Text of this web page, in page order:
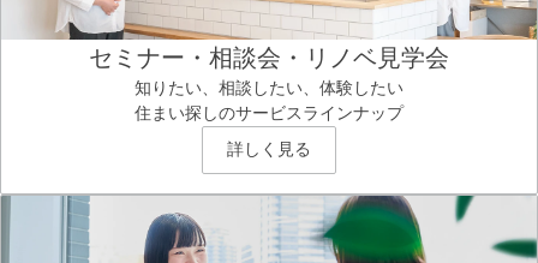
セミナー・相談会・リノベ見学会
知りたい、相談したい、体験したい
住まい探しのサービスラインナップ
詳しく見る